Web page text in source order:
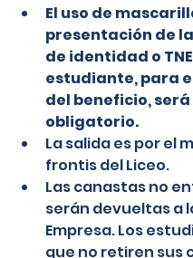
El uso de
presentación de
de identidad o
estudiante, para
del beneficio, será
obligatorio.
La salida es por el
frontis del Liceo.
Las canastas no
serán devueltas a
Empresa. Los
que no retiren sus